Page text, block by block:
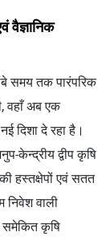
वैज्ञानिक
समय तक पारंपरिक
वहाँ अब एक
दिशा दे रहा है।
केन्द्रीय द्वीप कृषि
हस्तक्षेपों एवं सतत
निवेश वाली
समेकित कृषि